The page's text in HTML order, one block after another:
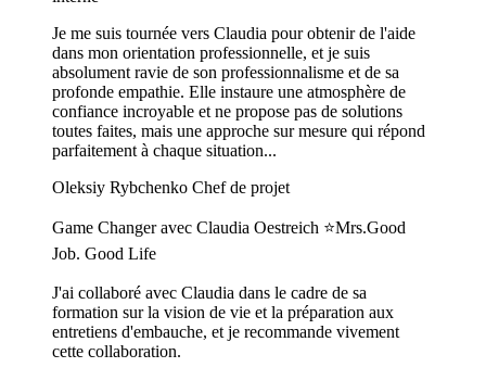
​Je me suis tournée vers Claudia pour obtenir de l'aide
dans mon orientation professionnelle, et je suis
absolument ravie de son professionnalisme et de sa
profonde empathie. Elle instaure une atmosphère de
confiance incroyable et ne propose pas de solutions
toutes faites, mais une approche sur mesure qui répond
parfaitement à chaque situation...
Oleksiy Rybchenko Chef de projet
Game Changer avec Claudia Oestreich ⭐️Mrs.Good
Job. Good Life
J'ai collaboré avec Claudia dans le cadre de sa
formation sur la vision de vie et la préparation aux
entretiens d'embauche, et je recommande vivement
cette collaboration.